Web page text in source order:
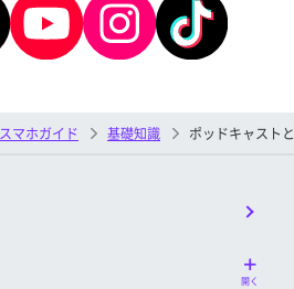
スマホガイド 基礎知識 ポッドキャスト
開く